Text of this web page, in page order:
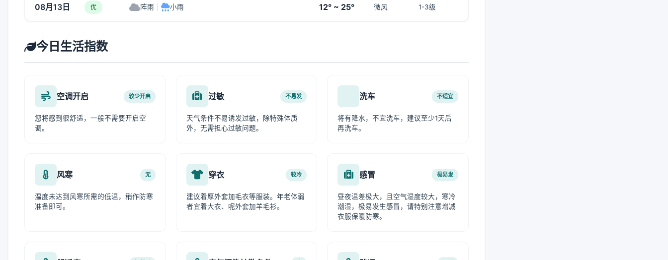
08月13日 优 阵雨 小雨 12° ~ 25° 微风 1-3级
今日生活指数
空调开启 较少开启
您将感到很舒适，一般不需要开启空
调。
过敏 不易发
天气条件不易诱发过敏，除特殊体质
外，无需担心过敏问题。
洗车 不适宜
将有降水，不宜洗车，建议至少1天后
再洗车。
风寒 无
温度未达到风寒所需的低温，稍作防寒
准备即可。
穿衣 较冷
建议着厚外套加毛衣等服装。年老体弱
者宜着大衣、呢外套加羊毛衫。
感冒 极易发
昼夜温差极大，且空气湿度较大，寒冷
潮湿，极易发生感冒，请特别注意增减
衣服保暖防寒。